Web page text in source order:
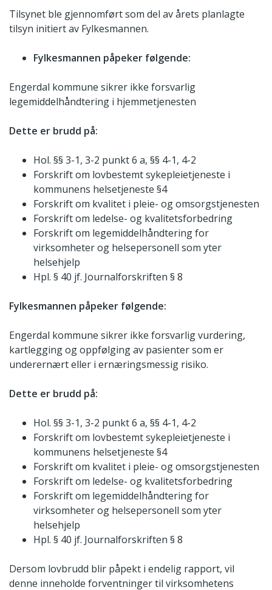
Tilsynet ble gjennomført som del av årets planlagte
tilsyn initiert av Fylkesmannen.
Fylkesmannen påpeker følgende:
Engerdal kommune sikrer ikke forsvarlig
legemiddelhåndtering i hjemmetjenesten
Dette er brudd på:
Hol. §§ 3-1, 3-2 punkt 6 a, §§ 4-1, 4-2
Forskrift om lovbestemt sykepleietjeneste i
kommunens helsetjeneste §4
Forskrift om kvalitet i pleie- og omsorgstjenesten
Forskrift om ledelse- og kvalitetsforbedring
Forskrift om legemiddelhåndtering for
virksomheter og helsepersonell som yter
helsehjelp
Hpl. § 40 jf. Journalforskriften § 8
Fylkesmannen påpeker følgende:
Engerdal kommune sikrer ikke forsvarlig vurdering,
kartlegging og oppfølging av pasienter som er
underernært eller i ernæringsmessig risiko.
Dette er brudd på:
Hol. §§ 3-1, 3-2 punkt 6 a, §§ 4-1, 4-2
Forskrift om lovbestemt sykepleietjeneste i
kommunens helsetjeneste §4
Forskrift om kvalitet i pleie- og omsorgstjenesten
Forskrift om ledelse- og kvalitetsforbedring
Forskrift om legemiddelhåndtering for
virksomheter og helsepersonell som yter
helsehjelp
Hpl. § 40 jf. Journalforskriften § 8
Dersom lovbrudd blir påpekt i endelig rapport, vil
denne inneholde forventninger til virksomhetens